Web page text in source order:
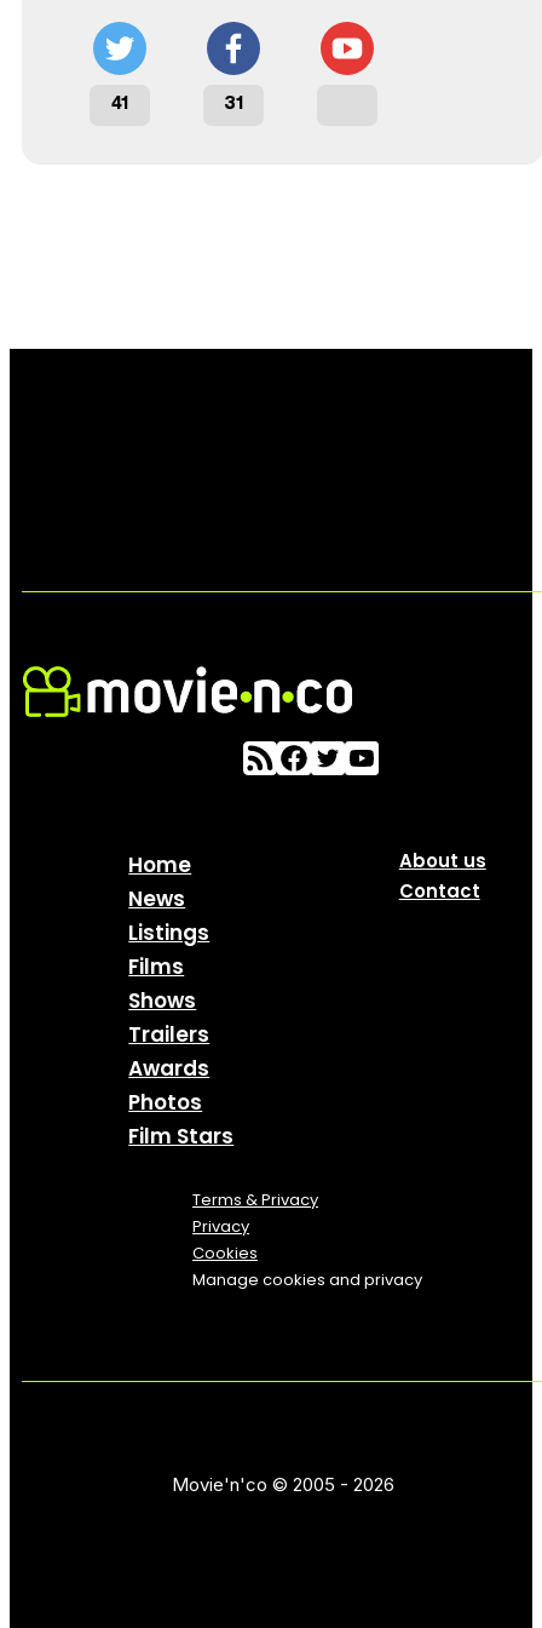
41 31
Home
News
Listings
Films
Shows
Trailers
Awards
Photos
Film Stars
About us
Contact
Terms & Privacy
Privacy
Cookies
Manage cookies and privacy
Movie'n'co © 2005 - 2026